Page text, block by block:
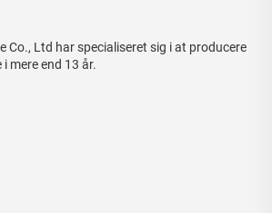
Co., Ltd har specialiseret sig i at producere
mere end 13 år.